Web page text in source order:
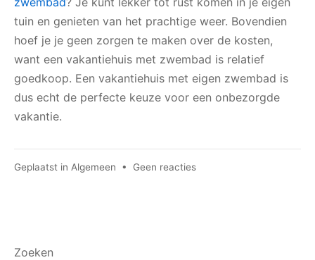
tuin en genieten van het prachtige weer. Bovendien
hoef je je geen zorgen te maken over de kosten,
want een vakantiehuis met zwembad is relatief
goedkoop. Een vakantiehuis met eigen zwembad is
dus echt de perfecte keuze voor een onbezorgde
vakantie.
Geplaatst in Algemeen • Geen reactiesop
Zoeken